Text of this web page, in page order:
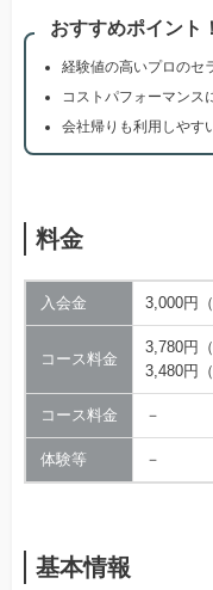
おすすめポイント！
経験値の高いプロのセ
コストパフォーマンス
会社帰りも利用しやす
料金
入会金 3,000円
コース料金
3,780円
3,480円
コース料金 －
体験等 －
基本情報